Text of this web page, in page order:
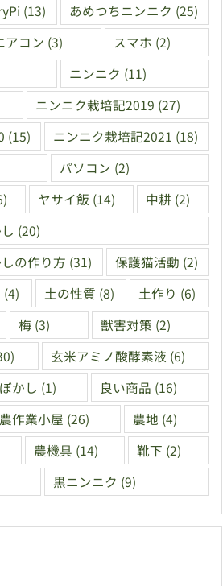
(13) あめつちニンニク (25)
アコン (3) スマホ (2)
ニンニク (11)
ニンニク栽培記2019 (27)
(15) ニンニク栽培記2021 (18)
パソコン (2)
ヤサイ飯 (14) 中耕 (2)
(20)
の作り方 (31) 保護猫活動 (2)
(4) 土の性質 (8) 土作り (6)
梅 (3) 獣害対策 (2)
玄米アミノ酸酵素液 (6)
かし (1) 良い商品 (16)
農作業小屋 (26) 農地 (4)
農機具 (14) 靴下 (2)
黒ニンニク (9)